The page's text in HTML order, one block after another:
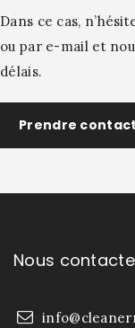
Dans ce cas,
ou par e-mail et
délais.
Prendre contact
Nous